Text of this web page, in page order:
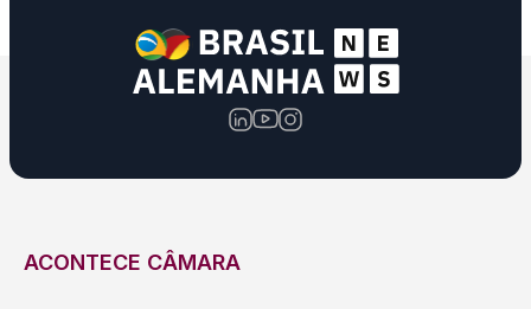
ACONTECE CÂMARA